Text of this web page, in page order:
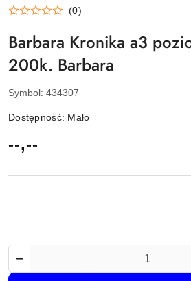
(0)
Barbara Kronika a3
200k. Barbara
Symbol: 434307
Dostępność: Mało
cena:
--,--